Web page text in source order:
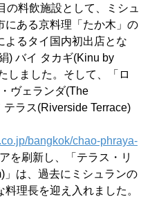
の料飲施設として、ミシュ
にある京料理「たか木」の
よるタイ国内初出店とな
) バイ タカギ(Kinu by
しました。そして、「ロ
ヴェランダ(The
ラス(Riverside Terrace)
bangkok/chao-phraya-
を刷新し、「テラス・リ
」は、過去にミシュランの
理長を迎え入れました。